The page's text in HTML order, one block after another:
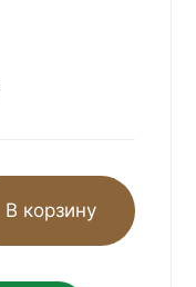
В корзину